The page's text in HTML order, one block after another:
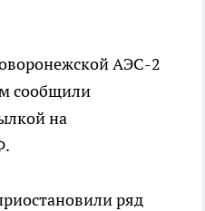
АЭС-2
сообщили
на
ряд